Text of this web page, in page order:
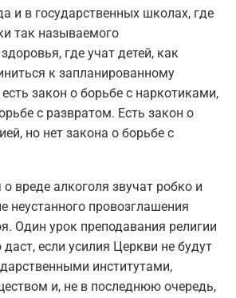
и в государственных школах, где
так называемого
где учат детей, как
к запланированному
есть закон о борьбе с наркотиками,
с развратом. Есть закон о
но нет закона о борьбе с
вреде алкоголя звучат робко и
неустанного провозглашения
Один урок преподавания религии
если усилия Церкви не будут
институтами,
и, не в последнюю очередь,